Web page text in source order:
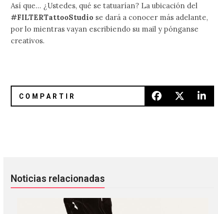
Así que… ¿Ustedes, qué se tatuarían? La ubicación del
#FILTERTattooStudio se dará a conocer más adelante,
por lo mientras vayan escribiendo su mail y pónganse
creativos.
Noticias relacionadas